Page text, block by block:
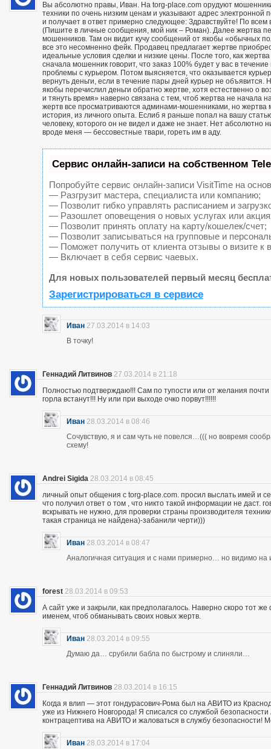
Вы абсолютно правы, Иван. На torg-place.com орудуют
техники по очень низким ценам и указывают адрес
и получает в ответ примерно следующее: Здравствуйте! По
(Пишите в личные сообщения, мой ник – Роман). Далее жертва
мошенников. Там он видит кучу сообщений от якобы «обычных
все это несомненно фейк. Продавец предлагает жертве
идеальные условия сделки и низкие цены. После того, как
сначала мошенник говорит, что заказ 100% будет у вас в
проблемы с курьером. Потом выясняется, что оказывается
вернуть деньги, если в течение пары дней курьер не
якобы перечислил деньги обратно жертве, хотя естественно о
и тянуть время» наверно связана с тем, чтоб жертва не начала
жертв все просматриваются админами-мошенниками, но жертва
история, из личного опыта. Еслиб я раньше попал на вашу
человеку, которого он не видел и даже не знает. Нет
вроде меня — бессовестные твари, гореть им в аду.
Сервис онлайн-записи на собственном
Попробуйте сервис онлайн-записи VisitTime на
— Разгрузит мастера, специалиста или компанию;
— Позволит гибко управлять расписанием и
— Разошлет оповещения о новых услугах или
— Позволит принять оплату на карту/кошелек/счет;
— Позволит записываться на групповые и
— Поможет получить от клиента отзывы о визите к
— Включает в себя сервис чаевых.
Для новых пользователей первый месяц
Зарегистрироваться в сервисе
Иван 27.03.2014 в 14:03
В точку!
Геннадий Литвинов 27.03.2014 в 21:18
Полностью подтверждаю!!! Сам по тупости или от желания
горла встанут!!! Ну или при выходе очко порвут!!!!!!
Иван 28.03.2014 в 08:46
Сочувствую, я и сам чуть не повелся…((( но вовремя
схему!
Andrei Sigida 28.03.2014 в 08:45
личный опыт общения с torg-place.com. просил выслать имей и
что получил ответ о том , что никто такой информации не
вскрывать не нужно, для проверки страны производителя
такая страница не найдена)-забанили черти)))
Иван 28.03.2014 в 08:47
Аналогичная ситуация и с нами примерно… но видимо на
forest 28.03.2014 в 09:53
А сайт уже и закрыли, как предполагалось. Наверно скоро тот
именем, чтоб обманывать своих новых жертв.
Иван 28.03.2014 в 09:55
Думаю да… срубили бабла по быстрому и слиняли…
Геннадий Литвинов 28.03.2014 в 16:15
Когда я влип — этот гондурасович-Рома был на АВИТО из
уже из Нижнего Новгорода! Я списался со службой
контрацептива на АВИТО и жаловаться в службу безопасности!
Иван 28.03.2014 в 17:04